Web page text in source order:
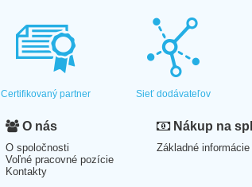
Certifikovaný partner Sieť dodávateľov
O nás
O spoločnosti
Voľné pracovné pozície
Kontakty
Nákup na
Základné informácie